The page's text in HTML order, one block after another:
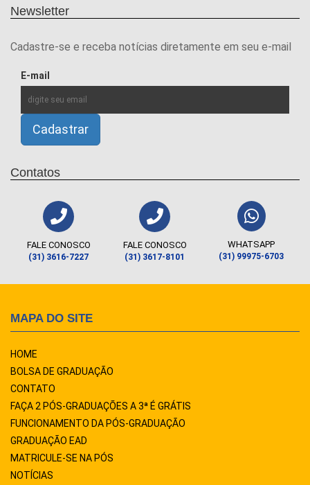
Newsletter
Cadastre-se e receba notícias diretamente em seu e-mail
E-mail
Contatos
FALE CONOSCO
(31) 3616-7227
FALE CONOSCO
(31) 3617-8101
WHATSAPP
(31) 99975-6703
MAPA DO SITE
HOME
BOLSA DE GRADUAÇÃO
CONTATO
FAÇA 2 PÓS-GRADUAÇÕES A 3ª É GRÁTIS
FUNCIONAMENTO DA PÓS-GRADUAÇÃO
GRADUAÇÃO EAD
MATRICULE-SE NA PÓS
NOTÍCIAS